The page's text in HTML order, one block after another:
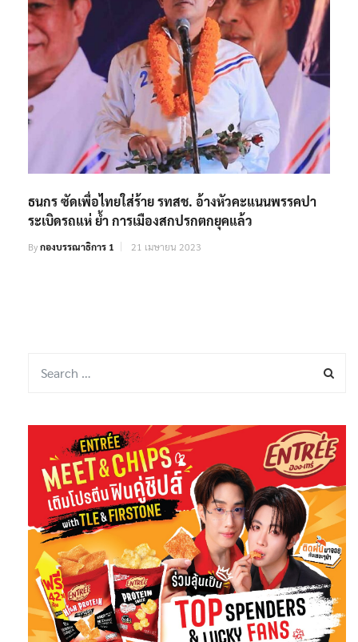
ธนกร ซัดเพื่อไทยใส่ร้าย รทสช. อ้างหัวคะแนนพรรคปา
ระเบิดรถแห่ ย้ำ การเมืองสกปรกตกยุคแล้ว
Byกองบรรณาธิการ 1 21 เมษายน 2023